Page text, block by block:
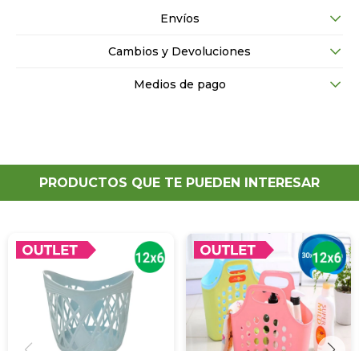
Envíos
Cambios y Devoluciones
Medios de pago
PRODUCTOS QUE TE PUEDEN INTERESAR